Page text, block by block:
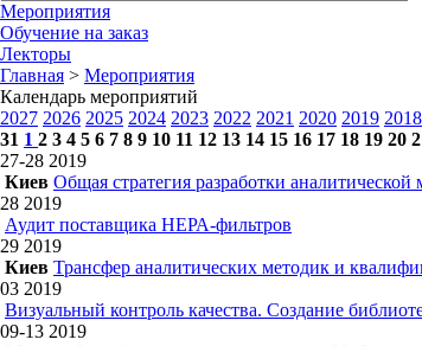
Мероприятия
Обучение на заказ
Лекторы
Главная > Мероприятия
Календарь мероприятий
2027 2026 2025 2024 2023 2022 2021 2020 2019 2018
31 1 2 3 4 5 6 7 8 9 10 11 12 13 14 15 16 17 18 19 20
27-28 2019
Киев Общая стратегия разработки
28 2019
Аудит поставщика НЕРА-фильтров
29 2019
Киев Трансфер аналитических методик и
03 2019
Визуальный контроль качества. Создание
09-13 2019